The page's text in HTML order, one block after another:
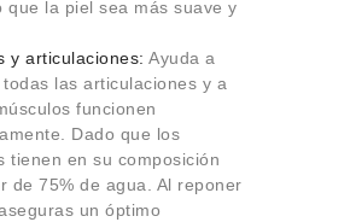
que la piel sea más suave y
y articulaciones: Ayuda a
las articulaciones y a
funcionen
Dado que los
tienen en su composición
de 75% de agua. Al reponer
un óptimo